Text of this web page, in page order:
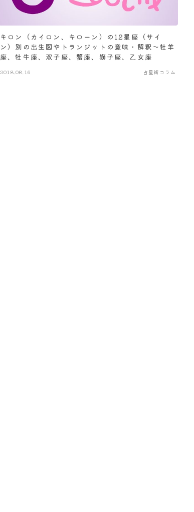
キロン（カイロン、キローン）の12星座（サイ
ン）別の出生図やトランジットの意味・解釈～牡羊
座、牡牛座、双子座、蟹座、獅子座、乙女座
2018.08.16 占星術コラム